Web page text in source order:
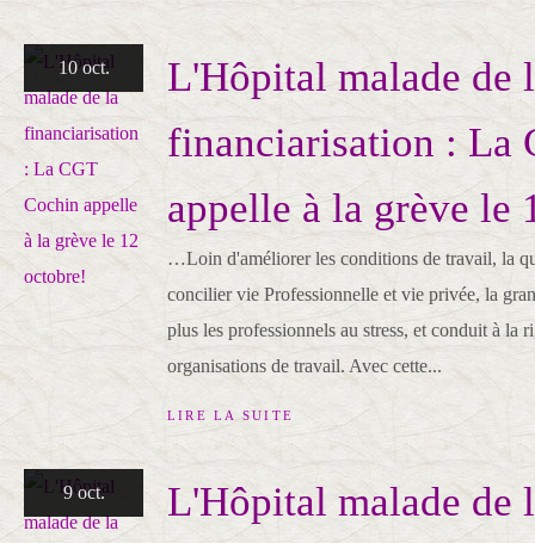
10 oct.
L'Hôpital malade de
financiarisation : La
appelle à la grève le
…Loin d'améliorer les conditions de travail, la
concilier vie Professionnelle et vie privée, la
plus les professionnels au stress, et conduit à la
organisations de travail. Avec cette...
LIRE LA SUITE
9 oct.
L'Hôpital malade de